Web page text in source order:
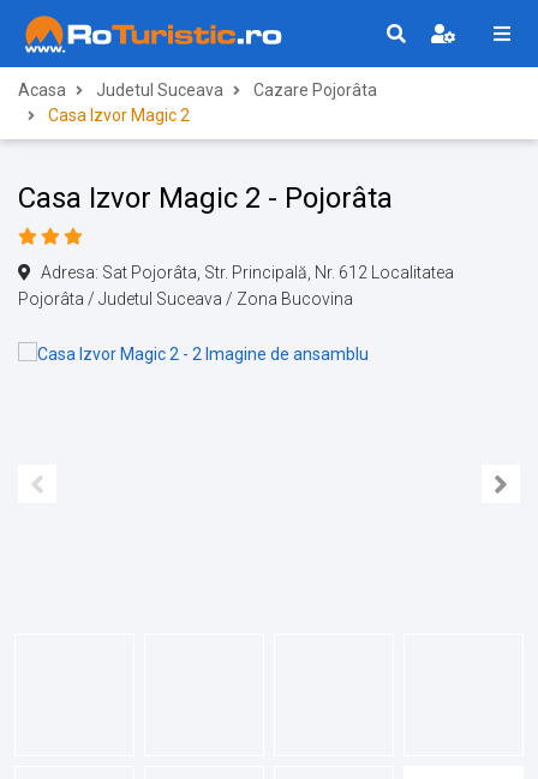
Acasa Judetul Suceava
Cazare Pojorâta
Casa Izvor Magic 2
Casa Izvor Magic 2 - Pojorâta
Adresa: Sat Pojorâta, Str. Principală, Nr. 612 Localitatea
Pojorâta / Judetul Suceava / Zona Bucovina